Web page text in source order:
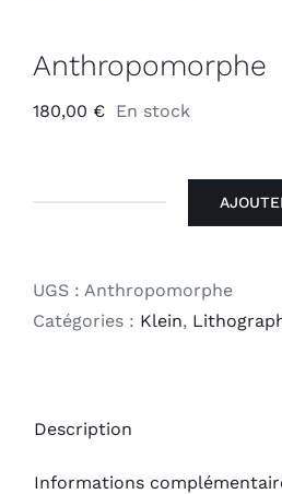
Anthropomorphe
180,00 € En stock
UGS : Anthropomorphe
Catégories : Klein,
Description
Informations